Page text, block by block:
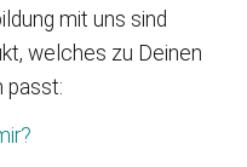
mit uns sind
welches zu Deinen
passt: